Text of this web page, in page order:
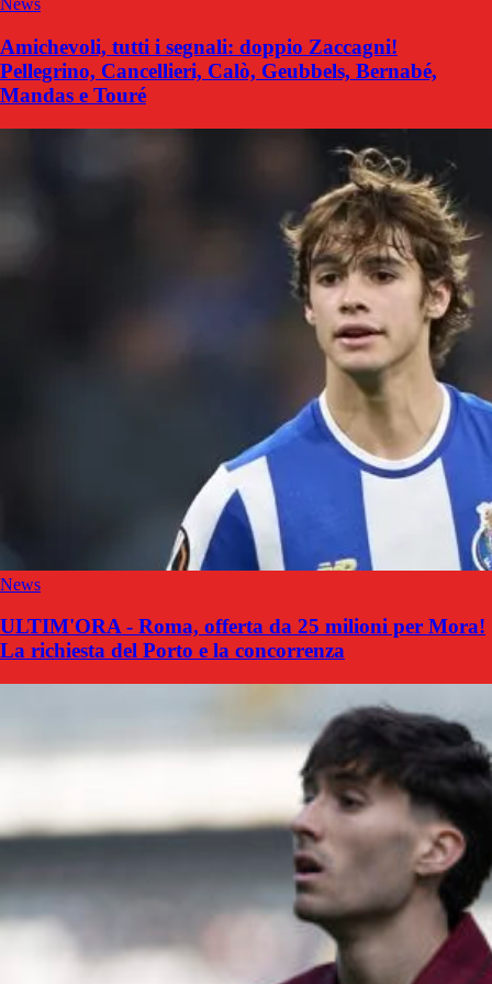
News
Amichevoli, tutti i segnali: doppio Zaccagni!
Pellegrino, Cancellieri, Calò, Geubbels, Bernabé,
Mandas e Touré
News
ULTIM'ORA - Roma, offerta da 25 milioni per Mora!
La richiesta del Porto e la concorrenza